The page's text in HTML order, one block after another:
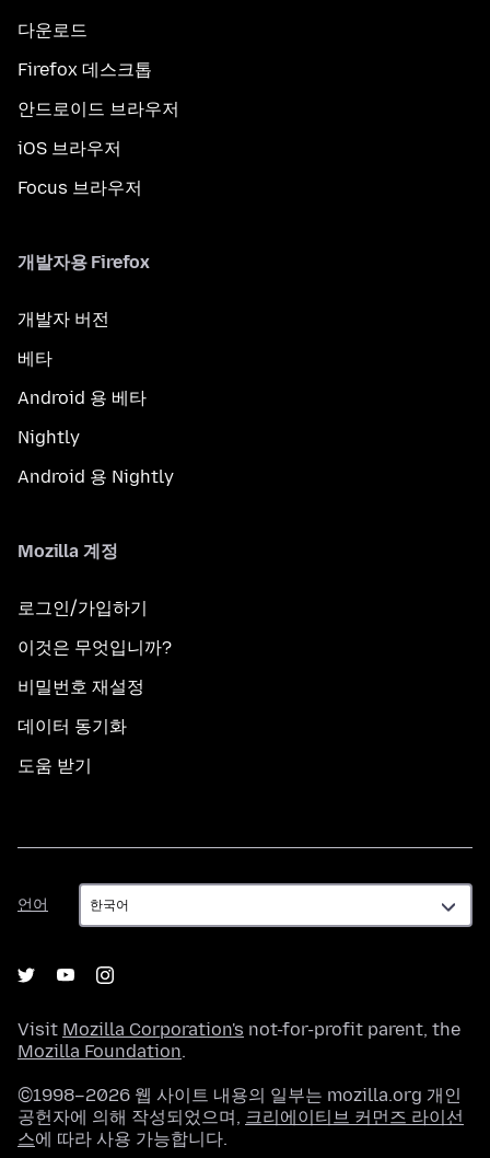
다운로드
Firefox 데스크톱
안드로이드 브라우저
iOS 브라우저
Focus 브라우저
개발자용 Firefox
개발자 버전
베타
Android 용 베타
Nightly
Android 용 Nightly
Mozilla 계정
로그인/가입하기
이것은 무엇입니까?
비밀번호 재설정
데이터 동기화
도움 받기
언어
언
어
Visit Mozilla Corporation's not-for-profit parent, the
Mozilla Foundation.
©1998–2026 웹 사이트 내용의 일부는 mozilla.org 개인
공헌자에 의해 작성되었으며, 크리에이티브 커먼즈 라이선
스에 따라 사용 가능합니다.